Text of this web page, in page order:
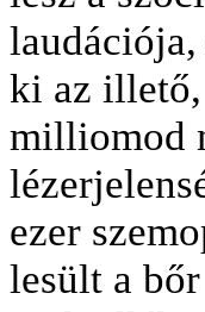
ki az
milliomod
ezer
lesült a